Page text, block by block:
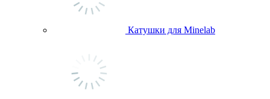
Катушки для Minelab